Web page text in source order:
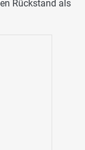
Rückstand als